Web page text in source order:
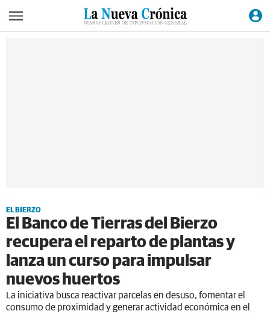
EL BIERZO
El Banco de Tierras del Bierzo
recupera el reparto de plantas y
lanza un curso para impulsar
nuevos huertos
La iniciativa busca reactivar parcelas en desuso, fomentar el
consumo de proximidad y generar actividad económica en el